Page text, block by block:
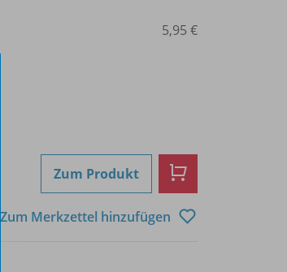
5,95 €
Zum Produkt
Zum Merkzettel hinzufügen